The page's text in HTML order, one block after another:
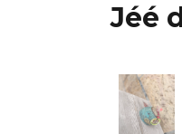
Jéé